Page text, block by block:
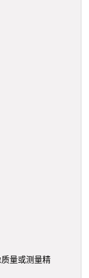
量或测量精